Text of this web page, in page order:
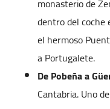
monasterio de
dentro del coche
el hermoso
a Portugalete.
De Pobeña a
Cantabria. Uno